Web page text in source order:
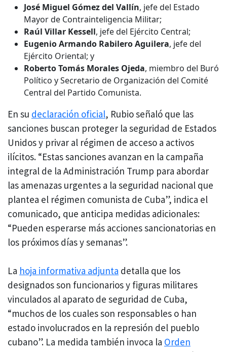
José Miguel Gómez del Vallín, jefe del Estado
Mayor de Contrainteligencia Militar;
Raúl Villar Kessell, jefe del Ejército Central;
Eugenio Armando Rabilero Aguilera, jefe del
Ejército Oriental; y
Roberto Tomás Morales Ojeda, miembro del Buró
Político y Secretario de Organización del Comité
Central del Partido Comunista.
En su declaración oficial, Rubio señaló que las
sanciones buscan proteger la seguridad de Estados
Unidos y privar al régimen de acceso a activos
ilícitos. “Estas sanciones avanzan en la campaña
integral de la Administración Trump para abordar
las amenazas urgentes a la seguridad nacional que
plantea el régimen comunista de Cuba”, indica el
comunicado, que anticipa medidas adicionales:
“Pueden esperarse más acciones sancionatorias en
los próximos días y semanas”.
La hoja informativa adjunta detalla que los
designados son funcionarios y figuras militares
vinculados al aparato de seguridad de Cuba,
“muchos de los cuales son responsables o han
estado involucrados en la represión del pueblo
cubano”. La medida también invoca la Orden